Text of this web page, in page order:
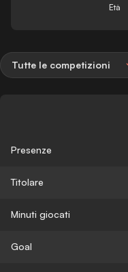
Età
Tutte le competizioni
Presenze
Titolare
Minuti giocati
Goal